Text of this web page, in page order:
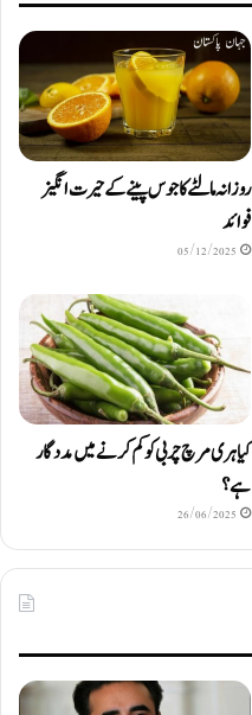
روزانہ مالٹے کا جوس پینے کے حیرت انگیز
فوائد
05/12/2025
کیا ہری مرچ چربی کو کم کرنے میں مددگار
ہے؟
26/06/2025